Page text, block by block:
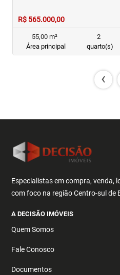
R$ 565.000,00
55,00 m²
Área principal
2
quarto(s)
‹
Especialistas em compra, venda,
com foco na região Centro-sul de
A DECISÃO IMÓVEIS
Quem Somos
Fale Conosco
Documentos